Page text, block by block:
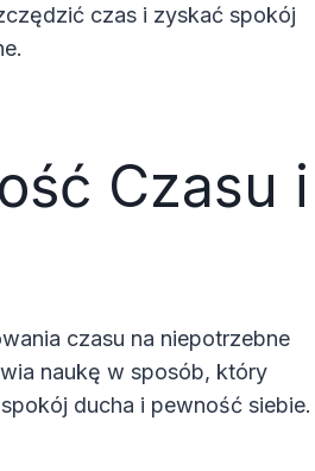
czas i zyskać spokój
Czasu i
czasu na niepotrzebne
naukę w sposób, który
ducha i pewność siebie.